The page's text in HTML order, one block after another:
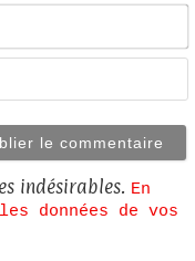
indésirables. En
données de vos